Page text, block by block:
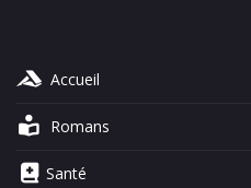
Accueil
Romans
Santé